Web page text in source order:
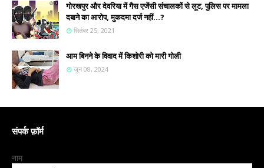
गोरखपुर और देवरिया में गैस एजेंसी संचालकों से लूट, पुलिस पर मामला
दबाने का आरोप, मुकदमा दर्ज नहीं...?
सितंबर 25, 2021
आम बिनने के विवाद में किशोरी को मारी गोली
जून 08, 2024
संपर्क फ़ॉर्म
नाम